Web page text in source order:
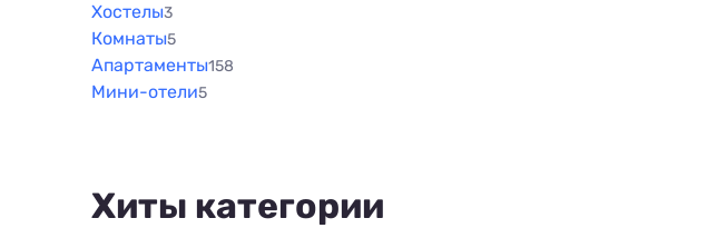
Хостелы3
Комнаты5
Апартаменты158
Мини-отели5
Хиты категории